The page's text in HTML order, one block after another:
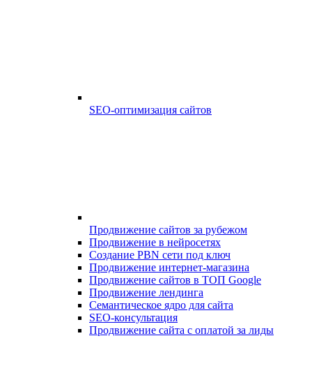
SEO-оптимизация сайтов
Продвижение сайтов за рубежом
Продвижение в нейросетях
Создание PBN сети под ключ
Продвижение интернет-магазина
Продвижение сайтов в ТОП Google
Продвижение лендинга
Семантическое ядро для сайта
SEO-консультация
Продвижение сайта с оплатой за лиды